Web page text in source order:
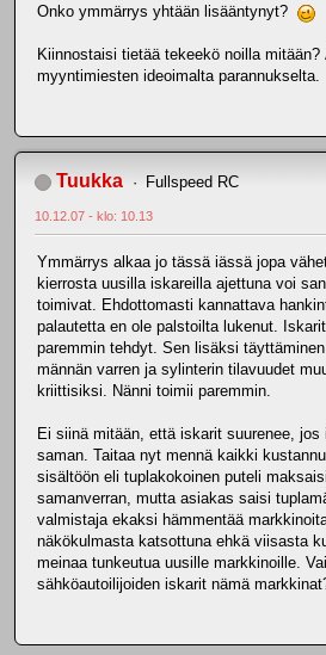
Onko ymmärrys yhtään lisääntynyt?
Kiinnostaisi tietää tekeekö noilla
myyntimiesten ideoimalta parannukselta.
Tuukka Fullspeed RC
10.12.07 - klo: 10.13
Ymmärrys alkaa jo tässä iässä jopa
kierrosta uusilla iskareilla ajettuna voi
toimivat. Ehdottomasti kannattava
palautetta en ole palstoilta lukenut.
paremmin tehdyt. Sen lisäksi
männän varren ja sylinterin tilavuudet
kriittisiksi. Nänni toimii paremmin.
Ei siinä mitään, että iskarit suurenee,
saman. Taitaa nyt mennä kaikki
sisältöön eli tuplakokoinen puteli
samanverran, mutta asiakas saisi
valmistaja ekaksi hämmentää
näkökulmasta katsottuna ehkä viisasta
meinaa tunkeutua uusille markkinoille.
sähköautoilijoiden iskarit nämä